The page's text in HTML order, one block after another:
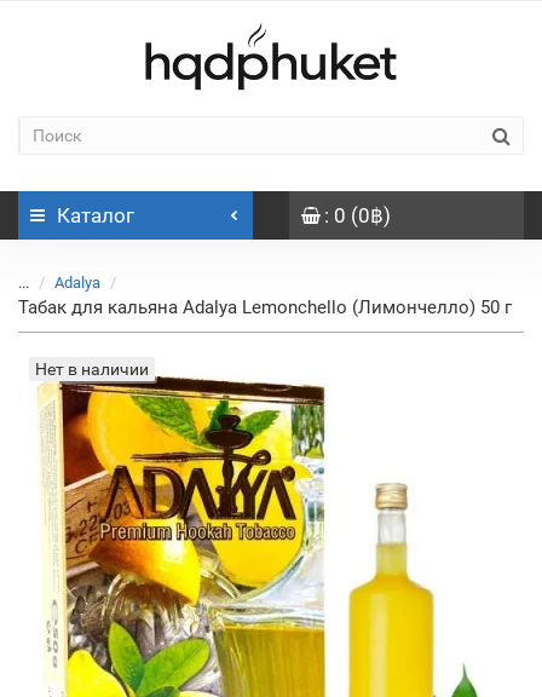
Каталог : 0 (0฿)
... Adalya
Табак для кальяна Adalya Lemonchello (Лимончелло) 50 г
Нет в наличии